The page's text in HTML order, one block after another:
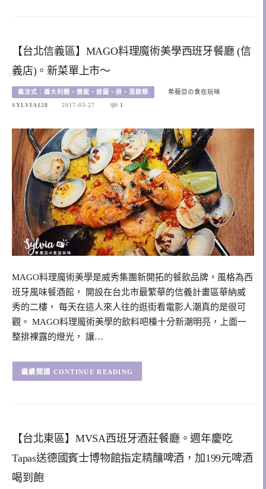
【台北信義區】MAGO料理魔術美學西班牙餐廳 (信
義店)。新菜單上市～
義法式：義大利麵、燉飯、披薩、排、酒館類
希薇亞の食在玩味
SYLVIA128
2017-03-27 1
MAGO料理魔術美學是威秀集團新開拓的餐飲品牌，風格為西
班牙風味餐酒館， 開設在台北市最繁華的信義計畫區華納威
秀的二樓， 每天在這人來人往的逛街看電影人潮真的是很可
觀。 MAGO料理魔術美學的飲料吧檯十分新潮明亮，上面一
整排裸露的燈光， 讓…
CONTINUE READING
【台北東區】MVSA西班牙酒莊餐廳。週年慶吃
Tapas送德國賓士博物館指定精釀啤酒，加199元啤酒
喝到飽